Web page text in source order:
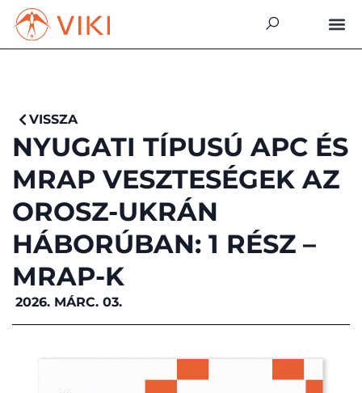
VISSZA
NYUGATI TÍPUSÚ APC ÉS
MRAP VESZTESÉGEK AZ
OROSZ-UKRÁN
HÁBORÚBAN: 1 RÉSZ –
MRAP-K
2026. MÁRC. 03.